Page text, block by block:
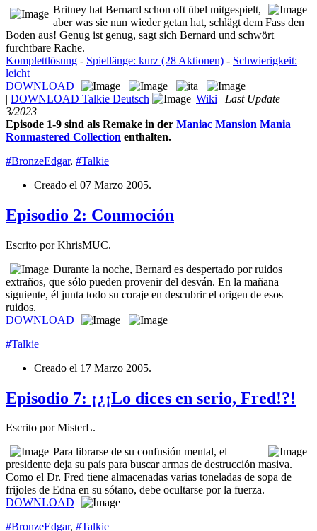
Britney hat Bernard schon oft übel mitgespielt,
aber was sie nun wieder getan hat, schlägt dem Fass den
Boden aus! Genug ist genug, sagt sich Bernard und schwört
furchtbare Rache.
Komplettlösung - Spiellänge: kurz (28 Aktionen) - Schwierigkeit:
leicht
DOWNLOAD
| DOWNLOAD Talkie Deutsch | Wiki | Last Update
3/2023
Episode 1-9 sind als Remake in der Maniac Mansion Mania
Ronmastered Collection enthalten.
#BronzeEdgar, #Talkie
Creado el 07 Marzo 2005.
Episodio 2: Conmoción
Escrito por KhrisMUC.
Durante la noche, Bernard es despertado por ruidos
extraños, que sólo pueden provenir del desván. En la mañana
siguiente, él junta todo su coraje en descubrir el origen de esos
ruidos.
DOWNLOAD
#Talkie
Creado el 17 Marzo 2005.
Episodio 7: ¡¿¡Lo dices en serio, Fred!?!
Escrito por MisterL.
Para librarse de su confusión mental, el
presidente deja su país para buscar armas de destrucción masiva.
Como el Dr. Fred tiene almacenadas varias toneladas de sopa de
frijoles de Edna en su sótano, debe ocultarse por la fuerza.
DOWNLOAD
#BronzeEdgar, #Talkie